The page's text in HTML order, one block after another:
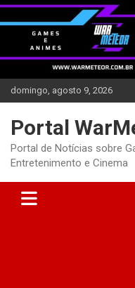
Skip
to
content
domingo, agosto 9, 2026
Portal
Portal de Notícias sobre
Entretenimento e Cinema